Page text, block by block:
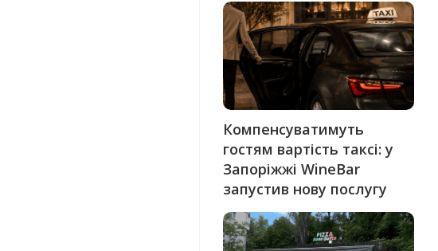
Компенсуватимуть
гостям вартість таксі: у
Запоріжжі WineBar
запустив нову послугу